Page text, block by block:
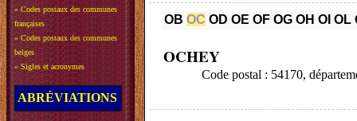
» Codes postaux des communes
françaises
» Codes postaux des communes
belges
» Sigles et acronymes
ABRÉVIATIONS
OB OC OD OE OF OG OH OI OL
OCHEY
Code postal : 54170,